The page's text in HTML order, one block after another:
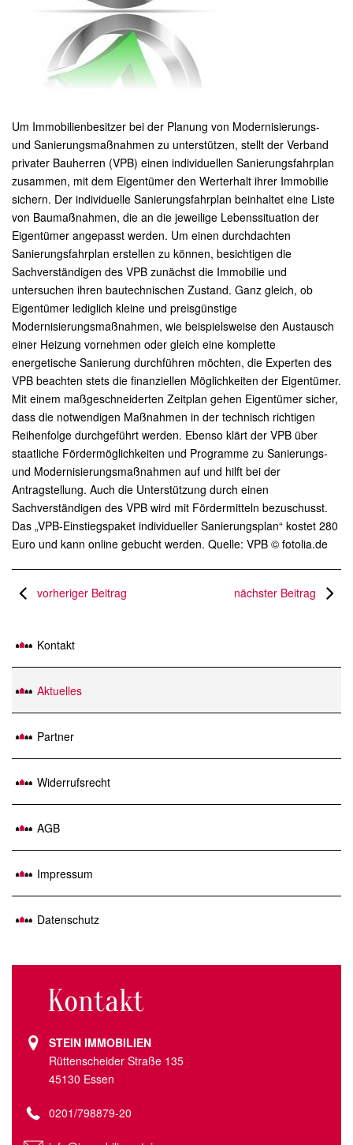
Um Immobilienbesitzer bei der Planung von Modernisierungs-
und Sanierungsmaßnahmen zu unterstützen, stellt der Verband
privater Bauherren (VPB) einen individuellen Sanierungsfahrplan
zusammen, mit dem Eigentümer den Werterhalt ihrer Immobilie
sichern. Der individuelle Sanierungsfahrplan beinhaltet eine Liste
von Baumaßnahmen, die an die jeweilige Lebenssituation der
Eigentümer angepasst werden. Um einen durchdachten
Sanierungsfahrplan erstellen zu können, besichtigen die
Sachverständigen des VPB zunächst die Immobilie und
untersuchen ihren bautechnischen Zustand. Ganz gleich, ob
Eigentümer lediglich kleine und preisgünstige
Modernisierungsmaßnahmen, wie beispielsweise den Austausch
einer Heizung vornehmen oder gleich eine komplette
energetische Sanierung durchführen möchten, die Experten des
VPB beachten stets die finanziellen Möglichkeiten der Eigentümer.
Mit einem maßgeschneiderten Zeitplan gehen Eigentümer sicher,
dass die notwendigen Maßnahmen in der technisch richtigen
Reihenfolge durchgeführt werden. Ebenso klärt der VPB über
staatliche Fördermöglichkeiten und Programme zu Sanierungs-
und Modernisierungsmaßnahmen auf und hilft bei der
Antragstellung. Auch die Unterstützung durch einen
Sachverständigen des VPB wird mit Fördermitteln bezuschusst.
Das „VPB-Einstiegspaket individueller Sanierungsplan“ kostet 280
Euro und kann online gebucht werden. Quelle: VPB © fotolia.de
vorheriger Beitrag nächster Beitrag
Kontakt
Aktuelles
Partner
Widerrufsrecht
AGB
Impressum
Datenschutz
Kontakt
STEIN IMMOBILIEN
Rüttenscheider Straße 135
45130 Essen
0201/798879-20